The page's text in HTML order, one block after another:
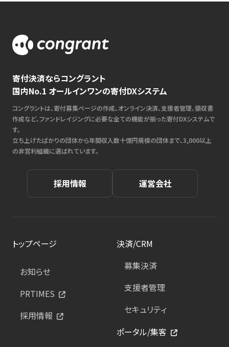
寄付決済ならコングラント
国内No.1 オールインワンの寄付DXシステム
コングラントは、寄付募集ページの作成、オンライン決済、支援者管理、領収書
作成など、ファンドレイジングに必要な全ての機能が揃った寄付DXシステムで
す。
立ち上げたばかりの団体から年間収入数十億円規模の団体まで、3,000以上
の非営利組織に選ばれています。
採用情報 運営会社
トップページ
お知らせ
PRTIMES
採用情報
決済/CRM
募集決済
支援者管理
セキュリティ
ポータル/集客